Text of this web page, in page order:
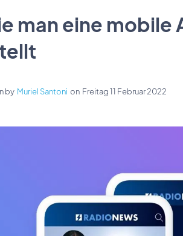
man eine mobile
by Muriel Santoni on Freitag 11 Februar 2022